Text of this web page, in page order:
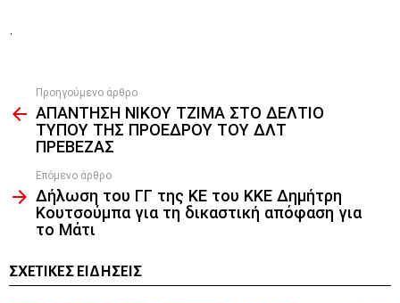
.
more
Προηγούμενο άρθρο
ΑΠΑΝΤΗΣΗ ΝΙΚΟΥ ΤΖΙΜΑ ΣΤΟ ΔΕΛΤΙΟ
ΤΥΠΟΥ ΤΗΣ ΠΡΟΕΔΡΟΥ ΤΟΥ ΔΛΤ
ΠΡΕΒΕΖΑΣ
Επόμενο άρθρο
Δήλωση του ΓΓ της ΚΕ του ΚΚΕ Δημήτρη
Κουτσούμπα για τη δικαστική απόφαση για
το Μάτι
ΣΧΕΤΙΚΈΣ ΕΙΔΉΣΕΙΣ